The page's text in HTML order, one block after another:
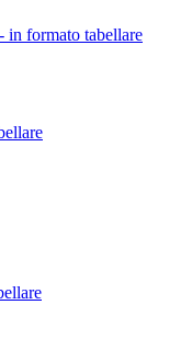
in formato tabellare